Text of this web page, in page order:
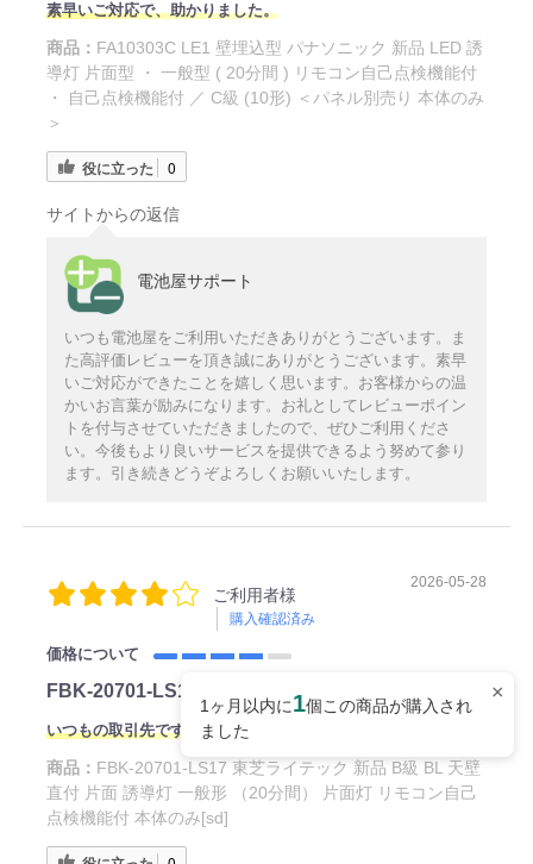
×
1ヶ月以内に1個この商品が購入され
ました
素早いご対応で、助かりました。
商品： FA10303C LE1 壁埋込型 パナソニック 新品 LED 誘
導灯 片面型 ・ 一般型 ( 20分間 ) リモコン自己点検機能付
・ 自己点検機能付 ／ C級 (10形) ＜パネル別売り 本体のみ
＞
役に立った 0
サイトからの返信
電池屋サポート
いつも電池屋をご利用いただきありがとうございます。ま
た高評価レビューを頂き誠にありがとうございます。素早
いご対応ができたことを嬉しく思います。お客様からの温
かいお言葉が励みになります。お礼としてレビューポイン
トを付与させていただきましたので、ぜひご利用くださ
い。今後もより良いサービスを提供できるよう努めて参り
ます。引き続きどうぞよろしくお願いいたします。
ご利用者様
購入確認済み
2026-05-28
価格について
FBK-20701-LS17
いつもの取引先ですから
商品： FBK-20701-LS17 東芝ライテック 新品 B級 BL 天壁
直付 片面 誘導灯 一般形 （20分間） 片面灯 リモコン自己
点検機能付 本体のみ[sd]